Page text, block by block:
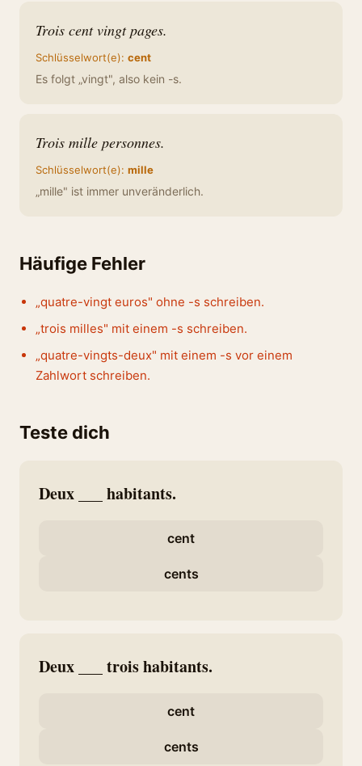
Trois cent vingt pages.
Schlüsselwort(e): cent
Es folgt „vingt", also kein -s.
Trois mille personnes.
Schlüsselwort(e): mille
„mille" ist immer unveränderlich.
Häufige Fehler
„quatre-vingt euros" ohne -s schreiben.
„trois milles" mit einem -s schreiben.
„quatre-vingts-deux" mit einem -s vor einem
Zahlwort schreiben.
Teste dich
Deux ___ habitants.
cent
cents
Deux ___ trois habitants.
cent
cents